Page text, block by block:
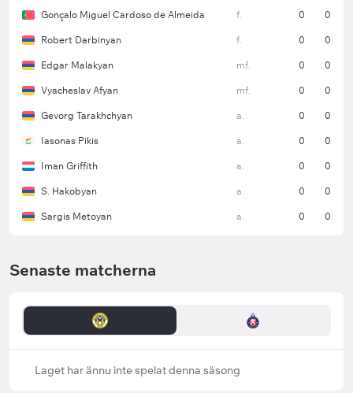
Gonçalo Miguel Cardoso de Almeida f. 0 0
Robert Darbinyan f. 0 0
Edgar Malakyan mf. 0 0
Vyacheslav Afyan mf. 0 0
Gevorg Tarakhchyan a. 0 0
Iasonas Pikis a. 0 0
Iman Griffith a. 0 0
S. Hakobyan a. 0 0
Sargis Metoyan a. 0 0
Senaste matcherna
Laget har ännu inte spelat denna säsong